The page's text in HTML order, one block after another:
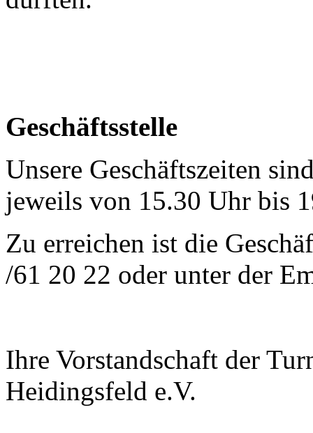
Geschäftsstelle
Unsere Geschäftszeiten
jeweils von 15.30 Uhr bis
Zu erreichen ist die
/61 20 22 oder unter der
Ihre Vorstandschaft der
Heidingsfeld e.V.